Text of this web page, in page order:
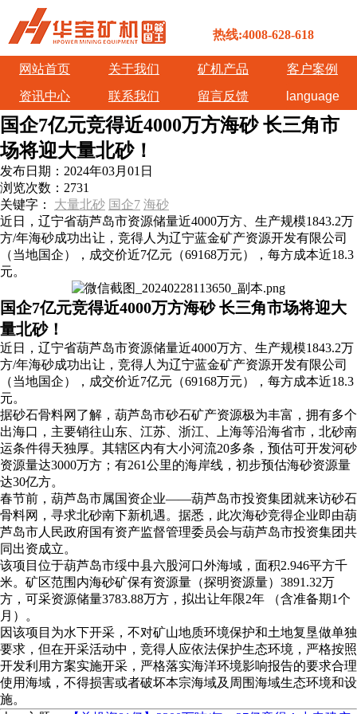
热线:4008-628-618
网站首页 关于我们 矿机产品
客户案例
资讯中心
联系我们 留言反馈 language
国企7亿元竞得近4000万方海砂 长三角市
场将迎大量北砂！
发布日期： 2024年03月01日
浏览次数： 2731
关键字： 大量北砂 国企7 海砂
近日，辽宁省葫芦岛市资源储量近4000万方、生产规模1843.2万
方/年海砂成功出让，竞得人为辽宁蓝金矿产资源开发有限公司
（当地国企），成交价近7亿元（69168万元），每方成本近18.3
元。
国企7亿元竞得近4000万方海砂 长三角市场将迎大
量北砂！
近日，辽宁省葫芦岛市资源储量近4000万方、生产规模1843.2万
方/年海砂成功出让，竞得人为辽宁蓝金矿产资源开发有限公司
（当地国企），成交价近7亿元（69168万元），每方成本近18.3
元。
据砂石骨料网了解，葫芦岛市砂石矿产资源极为丰富，拥有多个
出海口，主要销往山东、江苏、浙江、上海等沿海省市，北砂南
运条件得天独厚。其辖区内有大小河流20多条，预估可开发河砂
资源量达3000万方；有261公里的海岸线，初步预估海砂资源量
达30亿方。
春节前，葫芦岛市属国资企业——葫芦岛市投资集团就来访砂石
骨料网，寻求北砂南下新机遇。据悉，此次海砂竞得企业即由葫
芦岛市人民政府国有资产监督管理委员会与葫芦岛市投资集团共
同出资成立。
该项目位于葫芦岛市绥中县六股河口外海域，面积2.946平方千
米。矿区范围内海砂矿保有资源量（探明资源量）3891.32万
方，可采资源储量3783.88万方，拟出让年限2年 （含准备期1个
月）。
因该项目为水下开采，不对矿山地质环境保护和土地复垦做单独
要求，但在开采活动中，竞得人应依法保护生态环境，严格按照
开发利用方案实施开采，严格落实海洋环境影响报告的要求合理
使用海域，不得损害或者破坏本宗海域及周围海域生态环境和设
施。